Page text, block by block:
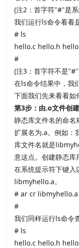
(注2：首字符"#"是
我们运行ls命令看看
# ls
hello.c hello.h
#
(注3：首字符不是
在ls命令结果中，我
下面我们先来看看如
第3步：由.o文件创
静态库文件名的命名
扩展名为.a。例如：
库文件名就是
意这点。创建静态库
在系统提示符下键
libmyhello.a。
# ar cr
#
我们同样运行ls命令
# ls
hello.c hello.h